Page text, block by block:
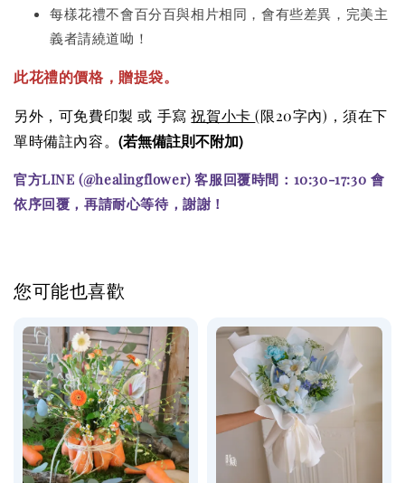
每樣花禮不會百分百與相片相同，會有些差異，完美主
義者請繞道呦！
此花禮的價格 ，贈提袋。
另外，可免費印製 或 手寫祝賀小卡(限20字內) ，須在下
單時備註內容。(若無備註則不附加)
官方LINE (@healingflower) 客服回覆時間：10:30-17:30 會
依序回覆，再請耐心等待，謝謝！
您可能也喜歡